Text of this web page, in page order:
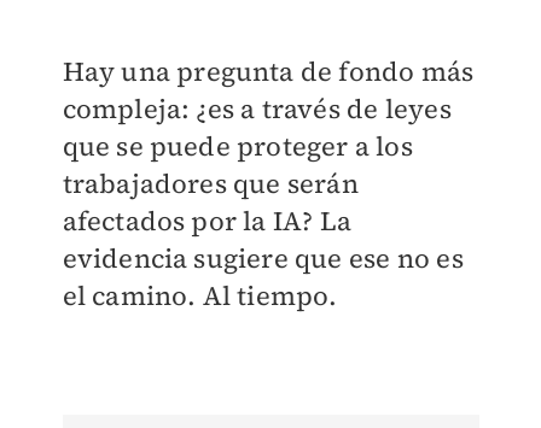
Hay una pregunta de fondo más
compleja: ¿es a través de leyes
que se puede proteger a los
trabajadores que serán
afectados por la IA? La
evidencia sugiere que ese no es
el camino. Al tiempo.